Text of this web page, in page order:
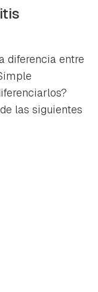
diferencia entre
las siguientes